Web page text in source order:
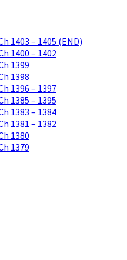
1403 – 1405 (END)
1400 – 1402
1399
1398
1396 – 1397
1385 – 1395
1383 – 1384
1381 – 1382
1380
1379